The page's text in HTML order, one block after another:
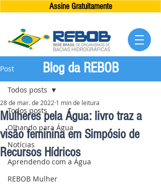
Assine Gratuitamente
Post
Todos posts
Olhando para Água
Notícias
Aprendendo com a Água
REBOB Mulher
Todos posts
Mulheres pela Água: livro traz a
visão feminina em Simpósio de
Recursos Hídricos
28 de mar. de 2022 1 min de leitura
Blog da REBOB